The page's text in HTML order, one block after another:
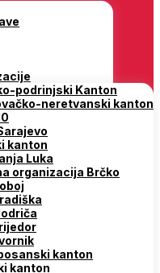
podrinjski Kanton
neretvanski kanton
kanton
Luka
organizacija Brčko
kanton
kanton